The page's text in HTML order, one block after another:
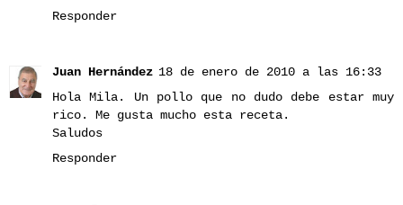
Responder
Juan Hernández 18 de enero de 2010 a las 16:33
Hola Mila. Un pollo que no dudo debe estar muy
rico. Me gusta mucho esta receta.
Saludos
Responder